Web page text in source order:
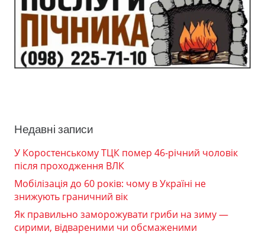
Недавні записи
У Коростенському ТЦК помер 46-річний чоловік
після проходження ВЛК
Мобілізація до 60 років: чому в Україні не
знижують граничний вік
Як правильно заморожувати гриби на зиму —
сирими, відвареними чи обсмаженими